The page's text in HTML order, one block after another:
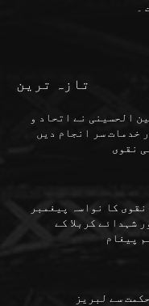
تازہ ترین
الحسینی نے اتحاد و
خدمات سر انجام دیں
نقوی
نقوی کا نواسہ پیغمبر
شہدائے کربلا کے
پیغام
سے لبریز